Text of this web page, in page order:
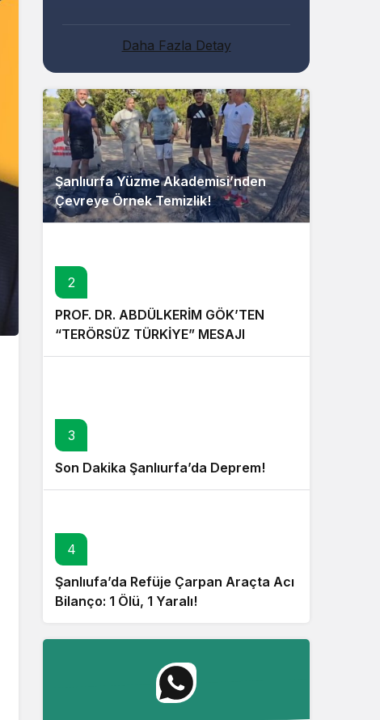
Daha Fazla Detay
Şanlıurfa Yüzme Akademisi’nden
Çevreye Örnek Temizlik!
2
PROF. DR. ABDÜLKERİM GÖK’TEN
“TERÖRSÜZ TÜRKİYE” MESAJI
3
Son Dakika Şanlıurfa’da Deprem!
4
Şanlıufa’da Refüje Çarpan Araçta Acı
Bilanço: 1 Ölü, 1 Yaralı!